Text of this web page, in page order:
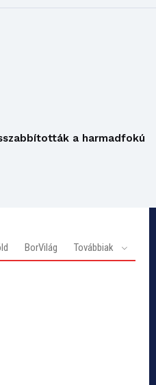
a harmadfokú
BorVilág Továbbiak